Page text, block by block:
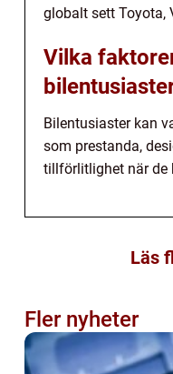
globalt sett Toyota,
Vilka
Bilentusiaster kan
som prestanda,
tillförlitlighet när de
Läs
Fler nyheter